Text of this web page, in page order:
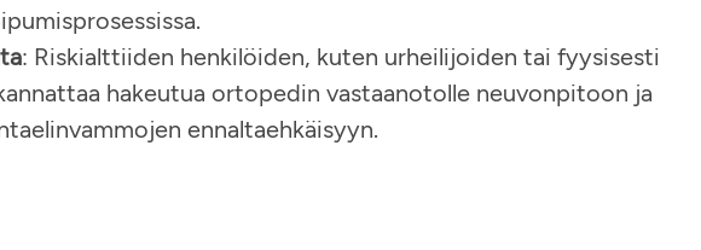
: Riskialttiiden henkilöiden, kuten urheilijoiden tai fyysisesti
hakeutua ortopedin vastaanotolle neuvonpitoon ja
ennaltaehkäisyyn​​.